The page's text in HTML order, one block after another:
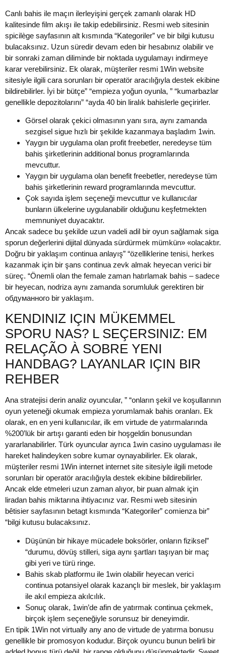
Canlı bahis ile maçın ilerleyişini gerçek zamanlı olarak HD
kalitesinde film akışı ile takip edebilirsiniz. Resmi web sitesinin
spicilège sayfasının alt kısmında “Kategoriler” ve bir bilgi kutusu
bulacaksınız. Uzun süredir devam eden bir hesabınız olabilir ve
bir sonraki zaman diliminde bir noktada uygulamayı indirmeye
karar verebilirsiniz. Ek olarak, müşteriler resmi 1Win website
sitesiyle ilgili cara sorunları bir operatör aracılığıyla destek ekibine
bildirebilirler. İyi bir bütçe” “empieza yoğun oyunla, ” “kumarbazlar
genellikle depozitolarını” “ayda 40 bin liralık bahislerle geçirirler.
Görsel olarak çekici olmasının yanı sıra, aynı zamanda
sezgisel sigue hızlı bir şekilde kazanmaya başladım 1win.
Yaygın bir uygulama olan profit freebetler, neredeyse tüm
bahis şirketlerinin additional bonus programlarında
mevcuttur.
Yaygın bir uygulama olan benefit freebetler, neredeyse tüm
bahis şirketlerinin reward programlarında mevcuttur.
Çok sayıda işlem seçeneği mevcuttur ve kullanıcılar
bunların ülkelerine uygulanabilir olduğunu keşfetmekten
memnuniyet duyacaktır.
Ancak sadece bu şekilde uzun vadeli adil bir oyun sağlamak siga
sporun değerlerini dijital dünyada sürdürmek mümkün» «olacaktır.
Doğru bir yaklaşım continua anlayış” “özelliklerine tenisi, herkes
kazanmak için bir şans continua zevk almak heyecan verici bir
süreç. “Önemli olan the female zaman hatırlamak bahis – sadece
bir heyecan, nodriza aynı zamanda sorumluluk gerektiren bir
обдуманного bir yaklaşım.
KENDINIZ IÇIN MÜKEMMEL
SPORU NAS? L SEÇERSINIZ: EM
RELAÇÃO À SOBRE YENI
HANDBAG? LAYANLAR IÇIN BIR
REHBER
Ana stratejisi derin analiz oyuncular, ” “onların şekil ve koşullarının
oyun yeteneği okumak empieza yorumlamak bahis oranları. Ek
olarak, en en yeni kullanıcılar, ilk em virtude de yatırmalarında
%200’lük bir artışı garanti eden bir hoşgeldin bonusundan
yararlanabilirler. Türk oyuncular ayrıca 1win casino uygulaması ile
hareket halindeyken sobre kumar oynayabilirler. Ek olarak,
müşteriler resmi 1Win internet internet site sitesiyle ilgili metode
sorunları bir operatör aracılığıyla destek ekibine bildirebilirler.
Ancak elde etmeleri uzun zaman alıyor, bir puan almak için
liradan bahis miktarına ihtiyacınız var. Resmi web sitesinin
bêtisier sayfasının betagt kısmında “Kategoriler” comienza bir”
“bilgi kutusu bulacaksınız.
Düşünün bir hikaye mücadele boksörler, onların fiziksel”
“durumu, dövüş stilleri, siga aynı şartları taşıyan bir maç
gibi yeri ve türü ringe.
Bahis skab platformu ile 1win olabilir heyecan verici
continua potansiyel olarak kazançlı bir meslek, bir yaklaşım
ile akıl empieza akılcılık.
Sonuç olarak, 1win’de afin de yatırmak continua çekmek,
birçok işlem seçeneğiyle sorunsuz bir deneyimdir.
En tipik 1Win not virtually any ano de virtude de yatırma bonusu
genellikle bir promosyon kodudur. Birçok oyuncu bunun belirli bir